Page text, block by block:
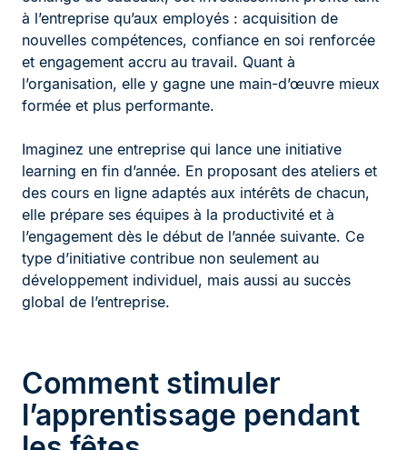
à l’entreprise qu’aux employés : acquisition de
nouvelles compétences, confiance en soi renforcée
et engagement accru au travail. Quant à
l’organisation, elle y gagne une main-d’œuvre mieux
formée et plus performante.
Imaginez une entreprise qui lance une initiative
learning en fin d’année. En proposant des ateliers et
des cours en ligne adaptés aux intérêts de chacun,
elle prépare ses équipes à la productivité et à
l’engagement dès le début de l’année suivante. Ce
type d’initiative contribue non seulement au
développement individuel, mais aussi au succès
global de l’entreprise.
Comment stimuler
l’apprentissage pendant